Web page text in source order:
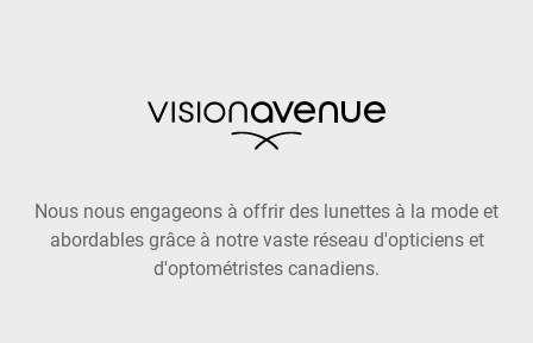
Nous nous engageons à offrir des lunettes à la mode et
abordables grâce à notre vaste réseau d'opticiens et
d'optométristes canadiens.